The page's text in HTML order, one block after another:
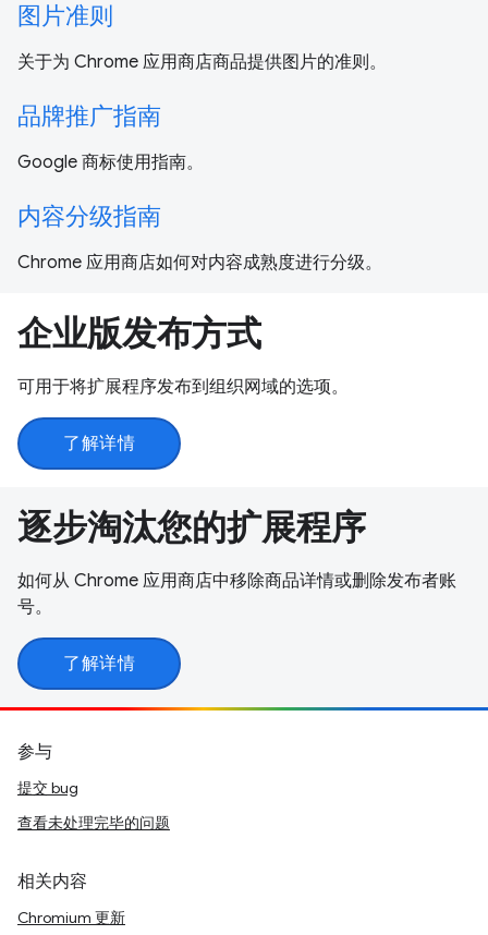
图片准则
关于为 Chrome 应用商店商品提供图片的准则。
品牌推广指南
Google 商标使用指南。
内容分级指南
Chrome 应用商店如何对内容成熟度进行分级。
企业版发布方式
可用于将扩展程序发布到组织网域的选项。
了解详情
逐步淘汰您的扩展程序
如何从 Chrome 应用商店中移除商品详情或删除发布者账
号。
了解详情
参与
提交 bug
查看未处理完毕的问题
相关内容
Chromium 更新